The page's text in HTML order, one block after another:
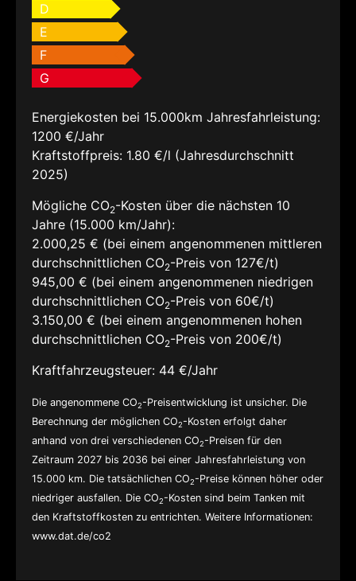
D
E
F
G
Energiekosten bei 15.000km Jahresfahrleistung:
1200 €/Jahr
Kraftstoffpreis: 1.80 €/l (Jahresdurchschnitt
2025)
Mögliche CO2-Kosten über die nächsten 10
Jahre (15.000 km/Jahr):
2.000,25 € (bei einem angenommenen mittleren
durchschnittlichen CO2-Preis von 127€/t)
945,00 € (bei einem angenommenen niedrigen
durchschnittlichen CO2-Preis von 60€/t)
3.150,00 € (bei einem angenommenen hohen
durchschnittlichen CO2-Preis von 200€/t)
Kraftfahrzeugsteuer: 44 €/Jahr
Die angenommene CO2-Preisentwicklung ist unsicher. Die
Berechnung der möglichen CO2-Kosten erfolgt daher
anhand von drei verschiedenen CO2-Preisen für den
Zeitraum 2027 bis 2036 bei einer Jahresfahrleistung von
15.000 km. Die tatsächlichen CO2-Preise können höher oder
niedriger ausfallen. Die CO2-Kosten sind beim Tanken mit
den Kraftstoffkosten zu entrichten. Weitere Informationen:
www.dat.de/co2